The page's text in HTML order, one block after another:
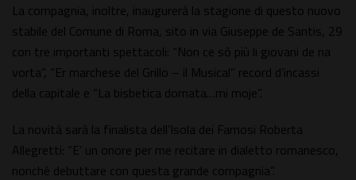
La compagnia, inoltre, inaugurerà la stagione di questo nuovo
stabile del Comune di Roma, sito in via Giuseppe de Santis, 29
con tre importanti spettacoli: “Non ce sò più li giovani de na
vorta”, “Er marchese del Grillo – il Musical” record d’incassi
della capitale e “La bisbetica domata…mi moje”.
La novità sarà la finalista dell’Isola dei Famosi Roberta
Allegretti: “E’ un onore per me recitare in dialetto romanesco,
nonché debuttare con questa grande compagnia”.